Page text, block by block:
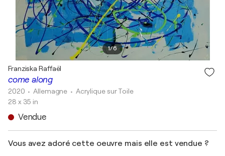
1/6
come along
Franziska Raffaël
2020 • Allemagne • Acrylique sur Toile
28 x 35 in
Vendue
Vous avez adoré cette oeuvre mais elle est vendue ?